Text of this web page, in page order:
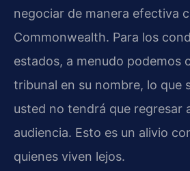
negociar de manera efectiva
Commonwealth. Para los
estados, a menudo podemos
tribunal en su nombre, lo que
usted no tendrá que regresar
audiencia. Esto es un alivio
quienes viven lejos.